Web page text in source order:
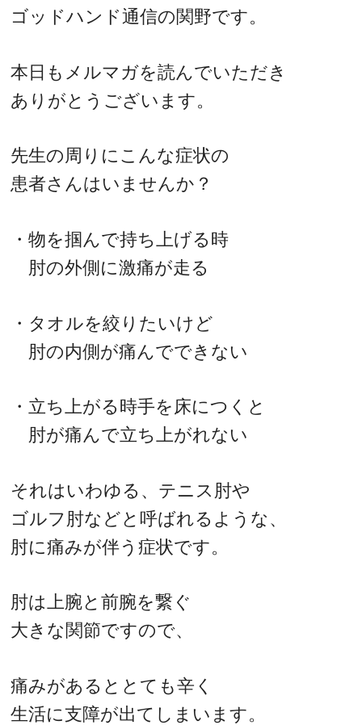
ゴッドハンド通信の関野です。
本日もメルマガを読んでいただき
ありがとうございます。
先生の周りにこんな症状の
患者さんはいませんか？
・物を掴んで持ち上げる時
肘の外側に激痛が走る
・タオルを絞りたいけど
肘の内側が痛んでできない
・立ち上がる時手を床につくと
肘が痛んで立ち上がれない
それはいわゆる、テニス肘や
ゴルフ肘などと呼ばれるような、
肘に痛みが伴う症状です。
肘は上腕と前腕を繋ぐ
大きな関節ですので、
痛みがあるととても辛く
生活に支障が出てしまいます。